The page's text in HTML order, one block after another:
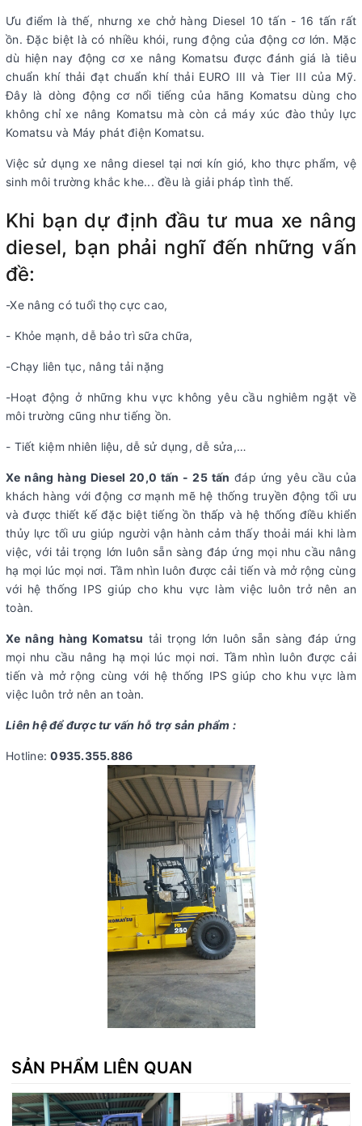
Ưu điểm là thế, nhưng xe chở hàng Diesel 10 tấn - 16 tấn rất
ồn. Đặc biệt là có nhiều khói, rung động của động cơ lớn. Mặc
dù hiện nay động cơ xe nâng Komatsu được đánh giá là tiêu
chuẩn khí thải đạt chuẩn khí thải EURO III và Tier III của Mỹ.
Đây là dòng động cơ nổi tiếng của hãng Komatsu dùng cho
không chỉ xe nâng Komatsu mà còn cả máy xúc đào thủy lực
Komatsu và Máy phát điện Komatsu.
Việc sử dụng xe nâng diesel tại nơi kín gió, kho thực phẩm, vệ
sinh môi trường khắc khe... đều là giải pháp tình thế.
Khi bạn dự định đầu tư mua xe nâng
diesel, bạn phải nghĩ đến những vấn
đề:
-Xe nâng có tuổi thọ cực cao,
- Khỏe mạnh, dễ bảo trì sữa chữa,
-Chạy liên tục, nâng tải nặng
-Hoạt động ở những khu vực không yêu cầu nghiêm ngặt về
môi trường cũng như tiếng ồn.
- Tiết kiệm nhiên liệu, dễ sử dụng, dễ sửa,…
Xe nâng hàng Diesel 20,0 tấn - 25 tấn đáp ứng yêu cầu của
khách hàng với động cơ mạnh mẽ hệ thống truyền động tối ưu
và được thiết kế đặc biệt tiếng ồn thấp và hệ thống điều khiển
thủy lực tối ưu giúp người vận hành cảm thấy thoải mái khi làm
việc, với tải trọng lớn luôn sẵn sàng đáp ứng mọi nhu cầu nâng
hạ mọi lúc mọi nơi. Tầm nhìn luôn được cải tiến và mở rộng cùng
với hệ thống IPS giúp cho khu vực làm việc luôn trở nên an
toàn.
Xe nâng hàng Komatsu tải trọng lớn luôn sẵn sàng đáp ứng
mọi nhu cầu nâng hạ mọi lúc mọi nơi. Tầm nhìn luôn được cải
tiến và mở rộng cùng với hệ thống IPS giúp cho khu vực làm
việc luôn trở nên an toàn.
Liên hệ để được tư vấn hỗ trợ sản phẩm :
Hotline:0935.355.886
SẢN PHẨM LIÊN QUAN